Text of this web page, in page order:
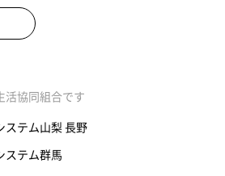
活協同組合です
ステム山梨 長野
ステム群馬